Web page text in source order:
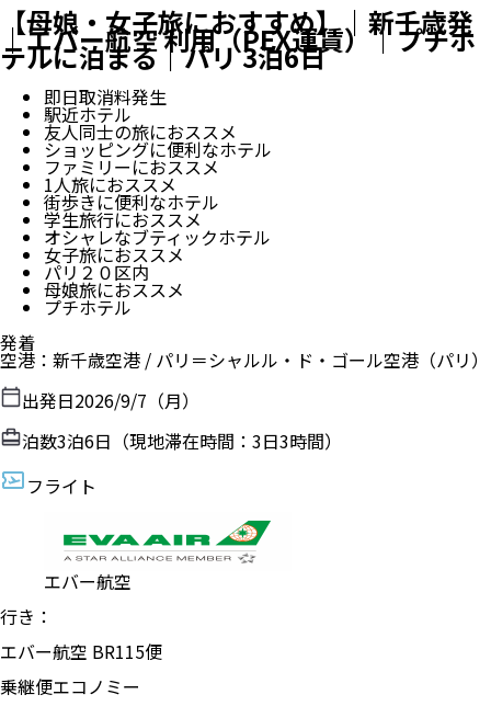
【母娘・女子旅におすすめ】｜新千歳発
｜エバー航空 利用（PEX運賃）｜プチホ
テルに泊まる｜パリ 3泊6日
即日取消料発生
駅近ホテル
友人同士の旅におススメ
ショッピングに便利なホテル
ファミリーにおススメ
1人旅におススメ
街歩きに便利なホテル
学生旅行におススメ
オシャレなブティックホテル
女子旅におススメ
パリ２０区内
母娘旅におススメ
プチホテル
発着
空港 ： 新千歳空港 / パリ＝シャルル・ド・ゴール空港 （パリ）
出発日2026/9/7（月）
泊数3泊6日（現地滞在時間： 3日3時間）
フライト
エバー航空
行き：
エバー航空 BR115便
乗継便エコノミー